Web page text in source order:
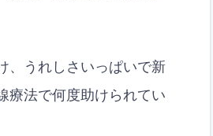
、うれしさいっぱいで新
法で何度助けられてい